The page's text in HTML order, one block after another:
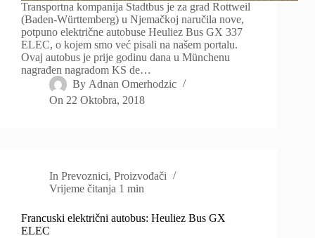
Transportna kompanija Stadtbus je za grad Rottweil
(Baden-Württemberg) u Njemačkoj naručila nove,
potpuno električne autobuse Heuliez Bus GX 337
ELEC, o kojem smo već pisali na našem portalu.
Ovaj autobus je prije godinu dana u Münchenu
nagrađen nagradom KS de…
By Adnan Omerhodzic
On 22 Oktobra, 2018
In Prevoznici,Proizvođači
Vrijeme čitanja 1 min
Francuski električni autobus: Heuliez Bus GX
ELEC